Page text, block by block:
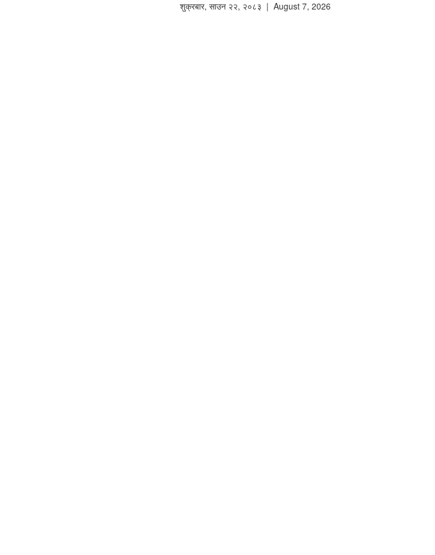
शुक्रबार, साउन २२, २०८३ | August 7, 2026